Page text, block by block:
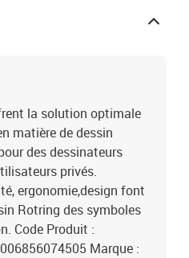
la solution optimale
matière de dessin
des dessinateurs
privés.
ergonomie,design font
Rotring des symboles
Code Produit :
Marque :